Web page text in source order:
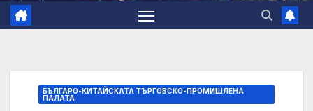
БЪЛГАРО-КИТАЙСКАТА ТЪРГОВСКО-ПРОМИШЛЕНА
ПАЛАТА